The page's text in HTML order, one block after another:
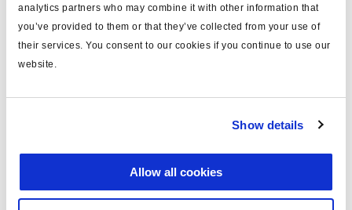
analytics partners who may combine it with other information that
you’ve provided to them or that they’ve collected from your use of
their services. You consent to our cookies if you continue to use our
website.
Show details
Allow all cookies
Attr. A 5/8'' UNF
Attr. B 5/8'' UNF
Documents